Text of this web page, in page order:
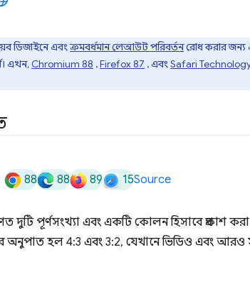
ডিজাইনে এবংক্রমবর্ধমান লেআউট পরিবর্তনরোধ করার জন্য
এখন, Chromium 88 ,Firefox 87 , এবংSafari
88 88 89 15Source
পূর্ণসংখ্যা এবং একটি কোলন হিসাবে প্রকাশ করা
হল 4:3 এবং 3:2, যেখানে ভিডিও এবং আরও